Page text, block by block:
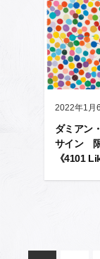
2022年1月
ダミアン
サイン
《4101
稿